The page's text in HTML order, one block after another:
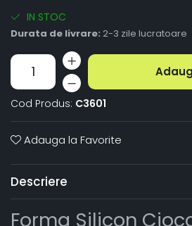
IN STOC
Durata de livrare: 2-3 zile lucratoare
Cod Produs: C3601
Adauga la Favorite
Descriere
Forma Silicon